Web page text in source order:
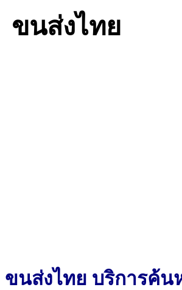
ขนส่งไทย
ขนส่งไทย บริการค้